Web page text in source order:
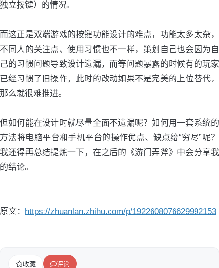
独立按键）的情况。
而这正是双端游戏的按键功能设计的难点，功能太多太杂，
不同人的关注点、使用习惯也不一样，策划自己也会因为自
己的习惯问题导致设计遗漏，而等问题暴露的时候有的玩家
已经习惯了旧操作，此时的改动如果不是完美的上位替代，
那么就很难推进。
但如何能在设计时就尽量全面不遗漏呢？如何用一套系统的
方法将电脑平台和手机平台的操作优点、缺点给“穷尽”呢？
我还得再总结提炼一下，在之后的《游门弄斧》中会分享我
的结论。
原文： https://zhuanlan.zhihu.com/p/1922608076629992153
收藏 评论